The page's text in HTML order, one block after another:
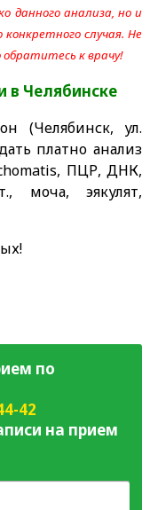
данного анализа, но и
конкретного случая. Не
обратитесь к врачу!
в Челябинске
(Челябинск, ул.
платно анализ
ПЦР, ДНК,
моча, эякулят,
по
42
на прием